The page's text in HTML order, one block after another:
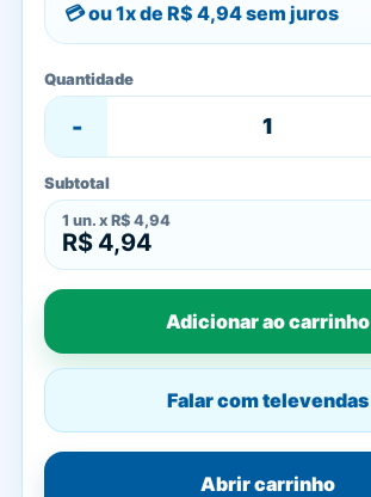
ou 1x de R$ 4,94sem juros
Quantidade
-
Subtotal
1 un. x R$ 4,94
R$ 4,94
Adicionar ao carrinho
Falar com televendas
Abrir carrinho